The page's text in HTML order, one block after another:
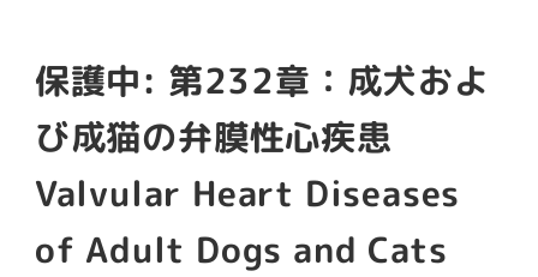
保護中: 第232章：成犬およ
び成猫の弁膜性心疾患
Valvular Heart Diseases
of Adult Dogs and Cats